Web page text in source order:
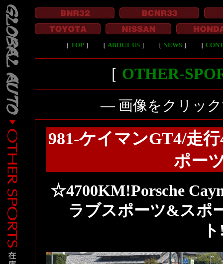
［ TOP］ ［ ABOUT US］ ［ NEWS］ ［
［ OTHER-
― 画像をクリッ
981-ケイマンGT4/走
ポー
☆4700KM!Porsche
ラブスポーツ&スポ